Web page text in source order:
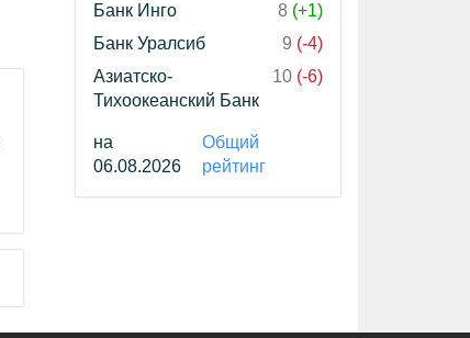
Банк Инго
8 (+1)
Банк Уралсиб
9 (-4)
Азиатско-
Тихоокеанский Банк
10 (-6)
на
06.08.2026
Общий
рейтинг